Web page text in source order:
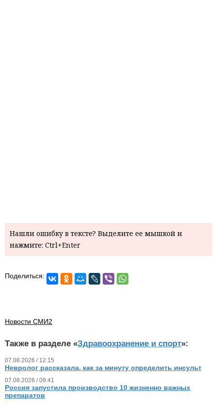
Нашли ошибку в тексте? Выделите ее мышкой и
нажмите: Ctrl+Enter
Поделиться:
Новости СМИ2
Также в разделе «Здравоохранение и спорт»:
07.08.2026 / 12.15
Невролог рассказала, как за минуту определить инсульт
07.08.2026 / 09.41
Россия запустила производство 10 жизненно важных
препаратов